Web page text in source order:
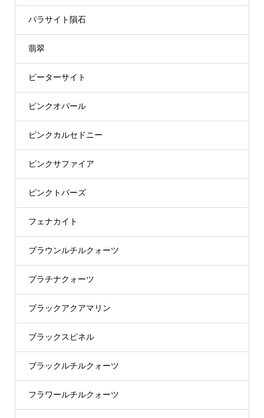
パラサイト隕石
翡翠
ピーターサイト
ピンクオパール
ピンクカルセドニー
ピンクサファイア
ピンクトパーズ
フェナカイト
ブラウンルチルクォーツ
プラチナクォーツ
ブラックアクアマリン
ブラックスピネル
ブラックルチルクォーツ
フラワールチルクォーツ